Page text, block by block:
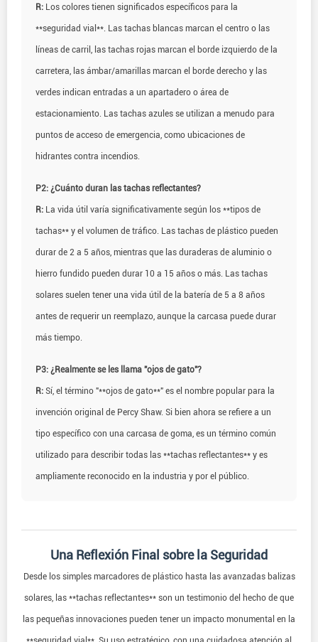
R: Los colores tienen significados específicos para la
**seguridad vial**. Las tachas blancas marcan el centro o las
líneas de carril, las tachas rojas marcan el borde izquierdo de la
carretera, las ámbar/amarillas marcan el borde derecho y las
verdes indican entradas a un apartadero o área de
estacionamiento. Las tachas azules se utilizan a menudo para
puntos de acceso de emergencia, como ubicaciones de
hidrantes contra incendios.
P2: ¿Cuánto duran las tachas reflectantes?
R: La vida útil varía significativamente según los **tipos de
tachas** y el volumen de tráfico. Las tachas de plástico pueden
durar de 2 a 5 años, mientras que las duraderas de aluminio o
hierro fundido pueden durar 10 a 15 años o más. Las tachas
solares suelen tener una vida útil de la batería de 5 a 8 años
antes de requerir un reemplazo, aunque la carcasa puede durar
más tiempo.
P3: ¿Realmente se les llama "ojos de gato"?
R: Sí, el término "**ojos de gato**" es el nombre popular para la
invención original de Percy Shaw. Si bien ahora se refiere a un
tipo específico con una carcasa de goma, es un término común
utilizado para describir todas las **tachas reflectantes** y es
ampliamente reconocido en la industria y por el público.
Una Reflexión Final sobre la Seguridad
Desde los simples marcadores de plástico hasta las avanzadas balizas
solares, las **tachas reflectantes** son un testimonio del hecho de que
las pequeñas innovaciones pueden tener un impacto monumental en la